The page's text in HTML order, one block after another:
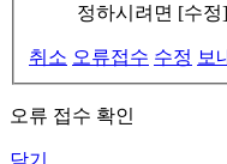
정하시려면 [수
취소 오류접수 수정 보
오류 접수 확인
닫기